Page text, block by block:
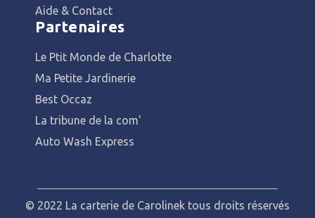
Aide & Contact
Partenaires
Le Ptit Monde de Charlotte
Ma Petite Jardinerie
Best Occaz
La tribune de la com'
Auto Wash Express
© 2022 La carterie de Carolinek tous droits réservés